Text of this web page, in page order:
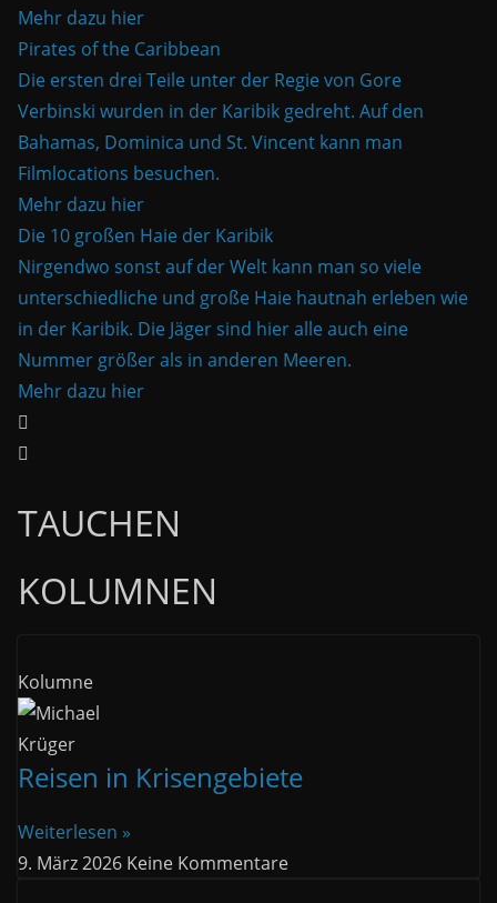
Mehr dazu hier
Pirates of the Caribbean
Die ersten drei Teile unter der Regie von Gore
Verbinski wurden in der Karibik gedreht. Auf den
Bahamas, Dominica und St. Vincent kann man
Filmlocations besuchen.
Mehr dazu hier
Die 10 großen Haie der Karibik
Nirgendwo sonst auf der Welt kann man so viele
unterschiedliche und große Haie hautnah erleben wie
in der Karibik. Die Jäger sind hier alle auch eine
Nummer größer als in anderen Meeren.
Mehr dazu hier
TAUCHEN
KOLUMNEN
Kolumne
Reisen in Krisengebiete
Weiterlesen »
9. März 2026 Keine Kommentare